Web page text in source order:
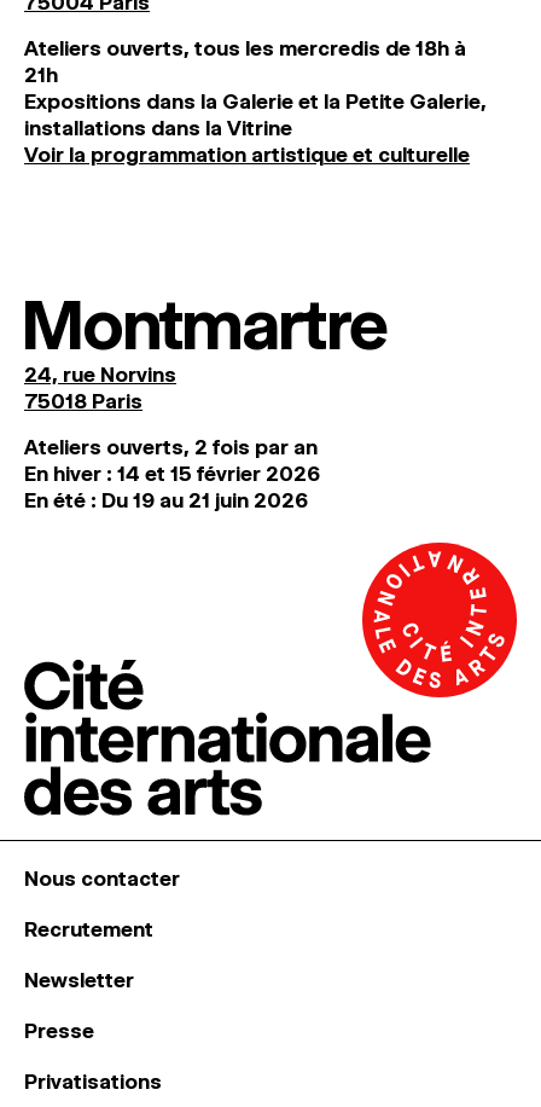
Ateliers ouverts, tous les mercredis de 18h à
21h
Expositions dans la Galerie et la Petite Galerie,
installations dans la Vitrine
Voir la programmation artistique et culturelle
Montmartre
24, rue Norvins
75018 Paris
Ateliers ouverts, 2 fois par an
En hiver : 14 et 15 février 2026
En été : Du 19 au 21 juin 2026
Nous contacter
Recrutement
Newsletter
Presse
Privatisations